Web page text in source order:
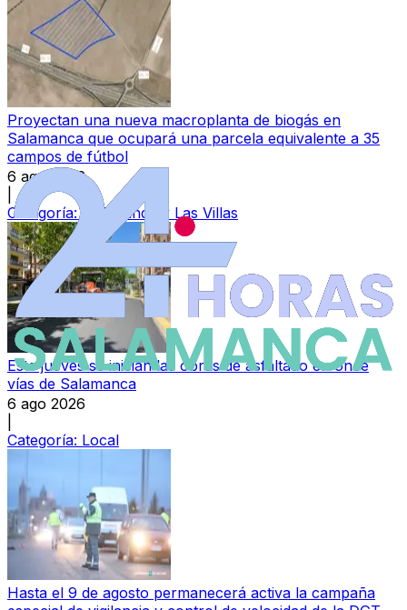
Proyectan una nueva macroplanta de biogás en
Salamanca que ocupará una parcela equivalente a 35
campos de fútbol
6 ago 2026
Categoría: Peñaranda y Las Villas
Este jueves se inician las obras de asfaltado en once
vías de Salamanca
6 ago 2026
Categoría: Local
Hasta el 9 de agosto permanecerá activa la campaña